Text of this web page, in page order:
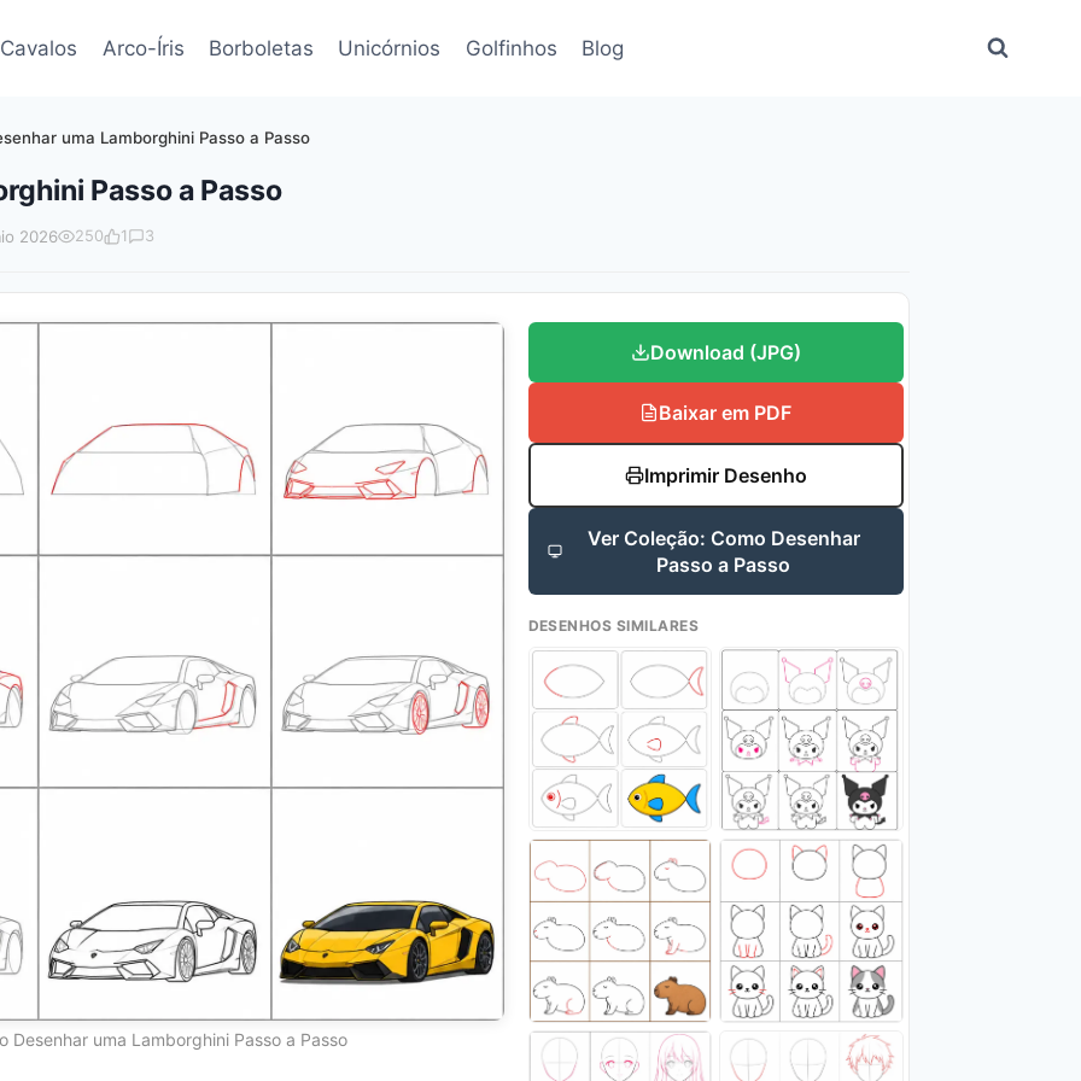
Cavalos Arco-Íris Borboletas Unicórnios Golfinhos Blog
uma Lamborghini Passo a Passo
Passo a Passo
2026 250 1 3
Desenhar uma Lamborghini Passo a Passo
Download (JPG)
Baixar em PDF
Imprimir Desenho
Ver Coleção: Como Desenhar
Passo a Passo
DESENHOS SIMILARES